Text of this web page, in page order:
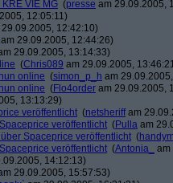
VIE MG (presse am 29.09.2005,
12:05:11)
12:42:10)
am 29.09.2005, 12:44:26)
29.09.2005, 13:14:33)
(Chris089 am 29.09.2005,
online (simon_p_h am
online (Flo4order am 29.09.2005,
13:13:29)
veröffentlicht (netsheriffam
veröffentlicht (Pulla am
Spaceprice veröffentlicht (
veröffentlicht (Antonia_
am
14:12:13)
29.09.2005, 15:57:53)